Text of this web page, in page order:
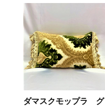
ダマスクモップラ グ